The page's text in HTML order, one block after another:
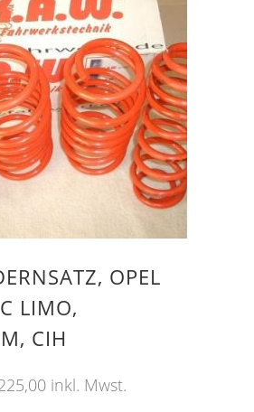
OPEL
LIMO,
CIH
Aktueller
inkl. Mwst.